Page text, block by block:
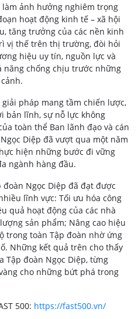
làm ảnh hưởng nghiêm trọng
hoạt động kinh tế – xã hội
tăng trưởng của các nền kinh
vị thế trên thị trường, đòi hỏi
hiệu uy tín, nguồn lực và
năng chống chịu trước những
pháp mang tầm chiến lược,
bản lĩnh, sự nỗ lực không
toàn thể Ban lãnh đạo và cán
Diệp đã vượt qua một năm
hiện những bước đi vững
ngành hàng đầu.
đoàn Ngọc Diệp đã đạt được
lĩnh vực: Tối ưu hóa công
quả hoạt động của các nhà
sản phẩm; Nâng cao hiệu
trong toàn Tập đoàn nhờ ứng
Những kết quả trên cho thấy
Tập đoàn Ngọc Diệp, từng
cho những bứt phá trong
500: https://fast500.vn/